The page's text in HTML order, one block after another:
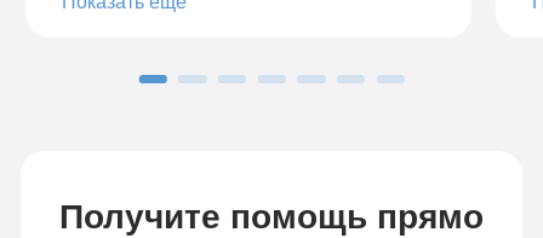
Бригада не уезжала, а дозванивалась до
Получите помощь прямо